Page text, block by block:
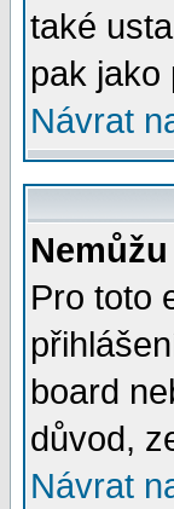
také
pak jako
Návrat
Pro toto
board
důvod,
Návrat